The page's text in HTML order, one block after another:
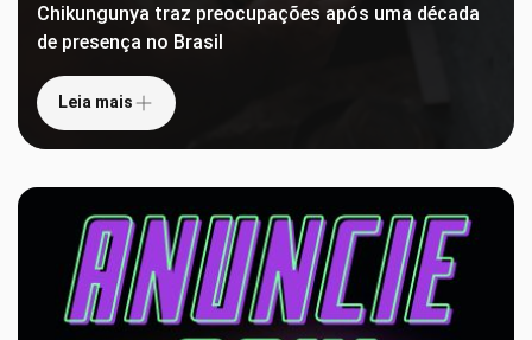
Chikungunya traz preocupações após uma década
de presença no Brasil
Leia mais